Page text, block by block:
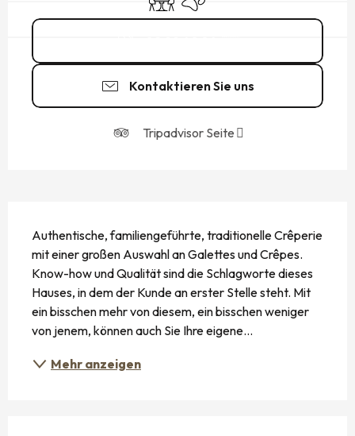
Kontaktieren Sie uns
Tripadvisor Seite
Authentische, familiengeführte, traditionelle Crêperie
mit einer großen Auswahl an Galettes und Crêpes.
Know-how und Qualität sind die Schlagworte dieses
Hauses, in dem der Kunde an erster Stelle steht. Mit
ein bisschen mehr von diesem, ein bisschen weniger
von jenem, können auch Sie Ihre eigene...
Mehr anzeigen